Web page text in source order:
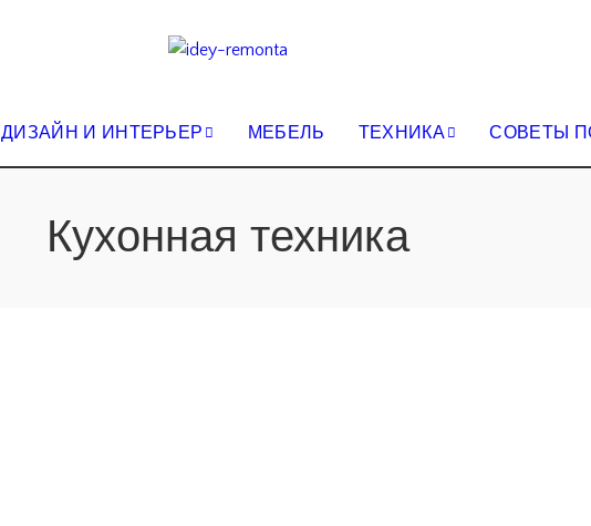
ДИЗАЙН И ИНТЕРЬЕР МЕБЕЛЬ ТЕХНИКА СОВЕТЫ
Кухонная техника